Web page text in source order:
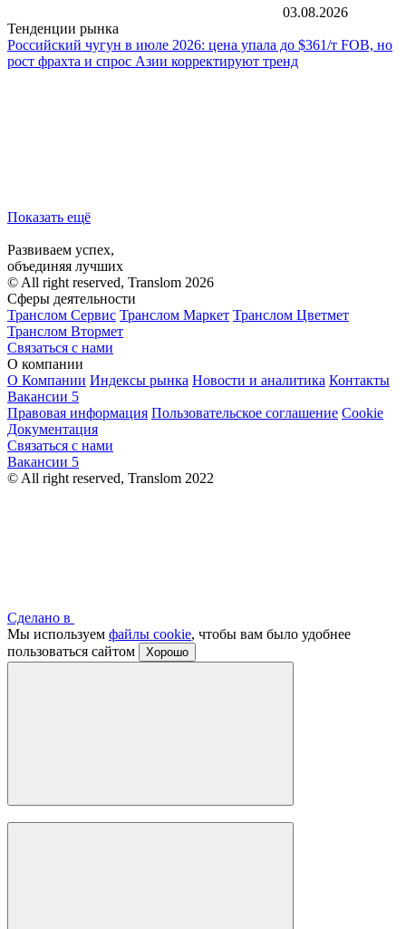
03.08.2026
Тенденции рынка
Российский чугун в июле 2026: цена упала до $361/т FOB, но
рост фрахта и спрос Азии корректируют тренд
Показать ещё
Развиваем успех,
объединяя лучших
© All right reserved, Translom 2026
Сферы деятельности
Транслом Сервис Транслом Маркет Транслом Цветмет
Транслом Втормет
Связаться с нами
О компании
О Компании Индексы рынка Новости и аналитика Контакты
Вакансии 5
Правовая информация Пользовательское соглашение Cookie
Документация
Связаться с нами
Вакансии 5
© All right reserved, Translom 2022
Сделано в
Мы используем файлы cookie, чтобы вам было удобнее
пользоваться сайтом
Хорошо